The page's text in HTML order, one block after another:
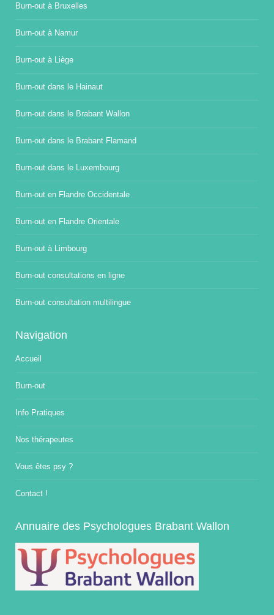
Burn-out à Bruxelles
Burn-out à Namur
Burn-out à Liège
Burn-out dans le Hainaut
Burn-out dans le Brabant Wallon
Burn-out dans le Brabant Flamand
Burn-out dans le Luxembourg
Burn-out en Flandre Occidentale
Burn-out en Flandre Orientale
Burn-out à Limbourg
Burn-out consultations en ligne
Burn-out consultation multilingue
Navigation
Accueil
Burn-out
Info Pratiques
Nos thérapeutes
Vous êtes psy ?
Contact !
Annuaire des Psychologues Brabant Wallon